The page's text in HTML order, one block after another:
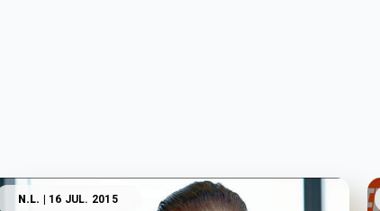
N.L. | 16 JUL. 2015